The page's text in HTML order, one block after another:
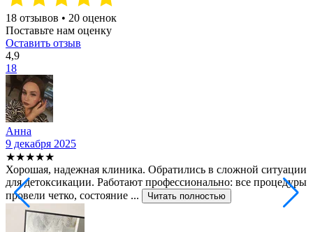
18 отзывов • 20 оценок
Поставьте нам оценку
Оставить отзыв
4,9
18
Анна
9 декабря 2025
★★★★★
Хорошая, надежная клиника. Обратились в сложной ситуации
для детоксикации. Работают профессионально: все процедуры
провели четко, состояние ...
Читать полностью